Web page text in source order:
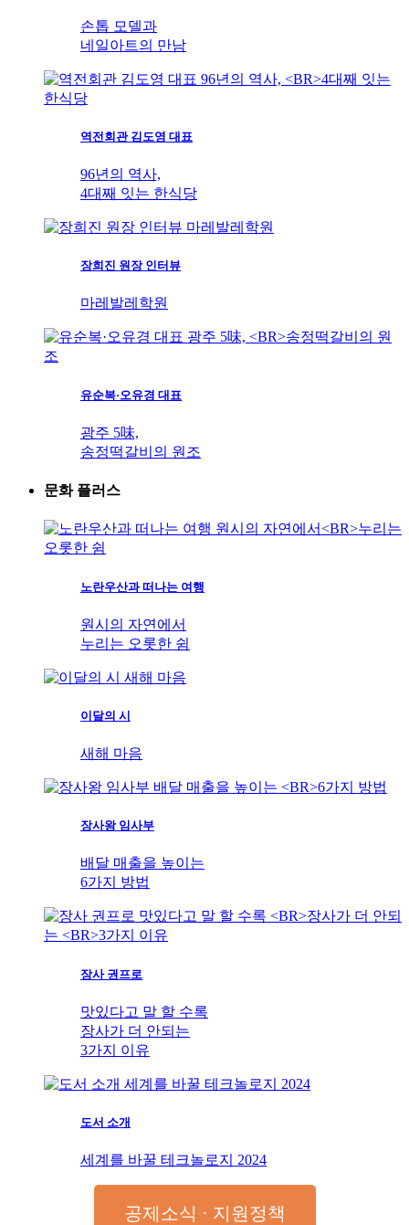
손톱 모델과
네일아트의 만남
역전회관 김도영 대표
96년의 역사,
4대째 잇는 한식당
장희진 원장 인터뷰
마레발레학원
유순복·오유경 대표
광주 5味,
송정떡갈비의 원조
문화 플러스
노란우산과 떠나는 여행
원시의 자연에서
누리는 오롯한 쉼
이달의 시
새해 마음
장사왕 임사부
배달 매출을 높이는
6가지 방법
장사 권프로
맛있다고 말 할 수록
장사가 더 안되는
3가지 이유
도서 소개
세계를 바꿀 테크놀로지 2024
공제소식 · 지원정책